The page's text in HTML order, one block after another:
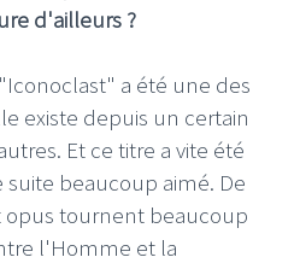
d'ailleurs ?
a été une des
existe depuis un certain
Et ce titre a vite été
beaucoup aimé. De
opus tournent beaucoup
l'Homme et la